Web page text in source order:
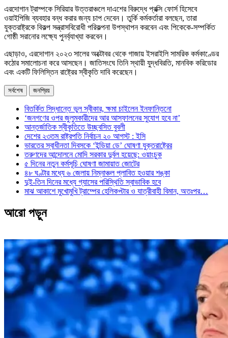
এরদোগান ট্রাম্পকে সিরিয়ার উত্তরাঞ্চলে দাএশের বিরুদ্ধে প্রক্সি ফোর্স হিসেবে
ওয়াইপিজি ব্যবহার বন্ধ করার জন্য চাপ দেবেন। তুর্কি কর্মকর্তারা বলছেন, তারা
যুক্তরাষ্ট্রকে বিকল্প সন্ত্রাসবিরোধী পরিকল্পনা উপস্থাপন করবেন এবং পিকেকে-সম্পর্কিত
গোষ্ঠী সরানোর লক্ষ্যে পুনর্ব্যাখ্যা করবেন।
এছাড়াও, এরদোগান ২০২৩ সালের অক্টোবর থেকে গাজায় ইসরাইলি সামরিক কর্মকাণ্ডের
কঠোর সমালোচনা করে আসছেন। জাতিসংঘে তিনি স্থায়ী যুদ্ধবিরতি, মানবিক করিডোর
এবং একটি ফিলিস্তিন রাষ্ট্রের স্বীকৃতি দাবি করেছেন।
সর্বশেষ জনপ্রিয়
বিতর্কিত সিদ্ধান্তে ভুল স্বীকার, ক্ষমা চাইলেন ইনফান্তিনো
‘জনগণের ওপর জুলুমকারীদের আর আস্ফালনের সুযোগ হবে না’
আন্তর্জাতিক স্বীকৃতিতে উচ্ছ্বসিত বুবলী
দেশের ২৩তম রাষ্ট্রপতি নির্বাচন ২০ আগস্ট : ইসি
ভারতের স্বাধীনতা দিবসকে ‘ইন্ডিয়া ডে’ ঘোষণা যুক্তরাষ্ট্রের
তরুণদের আন্দোলনে মোদি সরকার দুর্বল হয়েছে: ওয়াংচুক
৫ দিনের নতুন কর্মসূচি ঘোষণা জামায়াত জোটের
৪৮ ঘণ্টার মধ্যে ৬ জেলায় নিম্নাঞ্চল প্লাবিত হওয়ার শঙ্কা
দুই-তিন দিনের মধ্যে গ্যাসের পরিস্থিতি স্বাভাবিক হবে
মাঝ আকাশে মুখোমুখি ট্রাম্পের হেলিকপ্টার ও যাত্রীবাহী বিমান, অতঃপর…
আরো পড়ুন